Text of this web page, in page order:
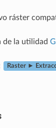
ráster
de la utilidad
Raster ►